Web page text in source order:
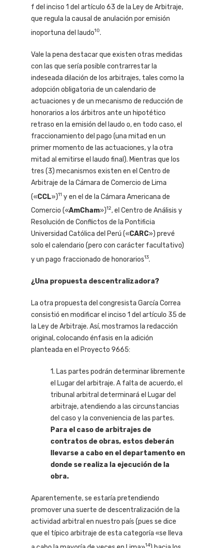
f del inciso 1 del artículo 63 de la Ley de Arbitraje,
que regula la causal de anulación por emisión
inoportuna del laudo10.
Vale la pena destacar que existen otras medidas
con las que sería posible contrarrestar la
indeseada dilación de los arbitrajes, tales como la
adopción obligatoria de un calendario de
actuaciones y de un mecanismo de reducción de
honorarios a los árbitros ante un hipotético
retraso en la emisión del laudo o, en todo caso, el
fraccionamiento del pago (una mitad en un
primer momento de las actuaciones, y la otra
mitad al emitirse el laudo final). Mientras que los
tres (3) mecanismos existen en el Centro de
Arbitraje de la Cámara de Comercio de Lima
(«CCL»)11 y en el de la Cámara Americana de
Comercio («AmCham»)12, el Centro de Análisis y
Resolución de Conflictos de la Pontificia
Universidad Católica del Perú («CARC») prevé
solo el calendario (pero con carácter facultativo)
y un pago fraccionado de honorarios13.
¿Una propuesta descentralizadora?
La otra propuesta del congresista García Correa
consistió en modificar el inciso 1 del artículo 35 de
la Ley de Arbitraje. Así, mostramos la redacción
original, colocando énfasis en la adición
planteada en el Proyecto 9665:
1. Las partes podrán determinar libremente
el Lugar del arbitraje. A falta de acuerdo, el
tribunal arbitral determinará el Lugar del
arbitraje, atendiendo a las circunstancias
del caso y la conveniencia de las partes.
Para el caso de arbitrajes de
contratos de obras, estos deberán
llevarse a cabo en el departamento en
donde se realiza la ejecución de la
obra.
Aparentemente, se estaría pretendiendo
promover una suerte de descentralización de la
actividad arbitral en nuestro país (pues se dice
que el típico arbitraje de esta categoría «se lleva
14